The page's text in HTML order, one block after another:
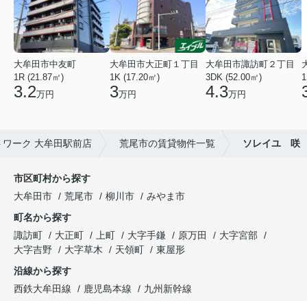
大牟田市中友町
1R (21.87㎡)
3.2万円
大牟田市大正町１丁目
1K (17.20㎡)
3万円
大牟田市諏訪町２丁目
3DK (52.00㎡)
4.3万円
ーク 大牟田駅前店 荒尾市の賃貸物件一覧 ソレイユ 咲
市区町村から探す
大牟田市
荒尾市 柳川市
みやま市
町名から探す
諏訪町
大正町 上町 大字手鎌 原万田
大字宮部
大字吉野
大字草木 天領町
東屋形
沿線から探す
西鉄大牟田線
鹿児島本線
九州新幹線